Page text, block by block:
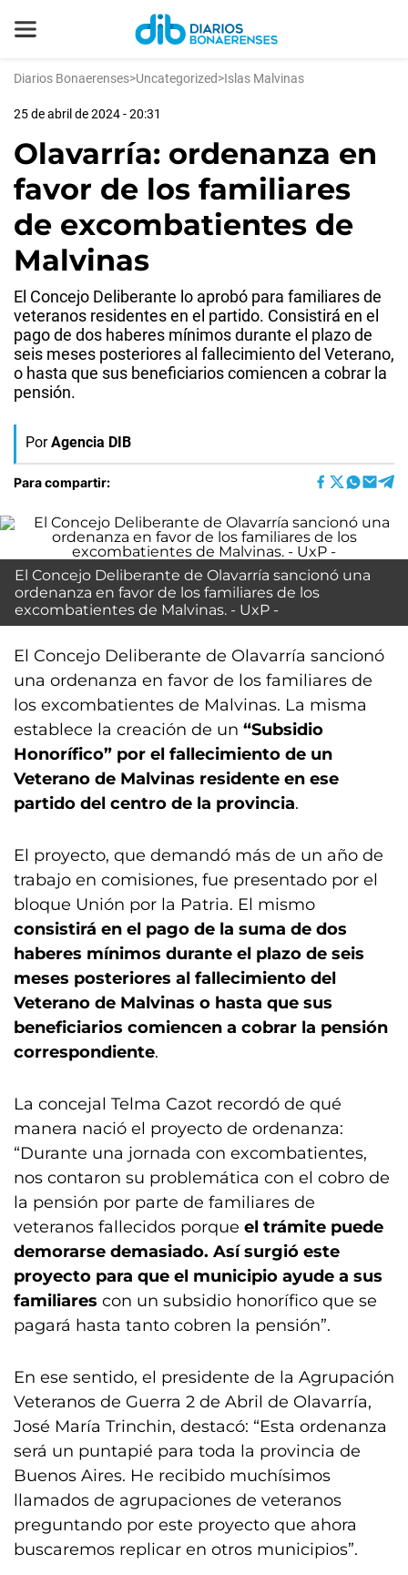
Diarios Bonaerenses>Uncategorized>Islas Malvinas
25 de abril de 2024 - 20:31
Olavarría: ordenanza en
favor de los familiares
de excombatientes de
Malvinas
El Concejo Deliberante lo aprobó para familiares de
veteranos residentes en el partido. Consistirá en el
pago de dos haberes mínimos durante el plazo de
seis meses posteriores al fallecimiento del Veterano,
o hasta que sus beneficiarios comiencen a cobrar la
pensión.
Por Agencia DIB
Para compartir:
El Concejo Deliberante de Olavarría sancionó una
ordenanza en favor de los familiares de los
excombatientes de Malvinas. - UxP -
El Concejo Deliberante de Olavarría sancionó
una ordenanza en favor de los familiares de
los excombatientes de Malvinas. La misma
establece la creación de un “Subsidio
Honorífico” por el fallecimiento de un
Veterano de Malvinas residente en ese
partido del centro de la provincia.
El proyecto, que demandó más de un año de
trabajo en comisiones, fue presentado por el
bloque Unión por la Patria. El mismo
consistirá en el pago de la suma de dos
haberes mínimos durante el plazo de seis
meses posteriores al fallecimiento del
Veterano de Malvinas o hasta que sus
beneficiarios comiencen a cobrar la pensión
correspondiente.
La concejal Telma Cazot recordó de qué
manera nació el proyecto de ordenanza:
“Durante una jornada con excombatientes,
nos contaron su problemática con el cobro de
la pensión por parte de familiares de
veteranos fallecidos porque el trámite puede
demorarse demasiado. Así surgió este
proyecto para que el municipio ayude a sus
familiares con un subsidio honorífico que se
pagará hasta tanto cobren la pensión”.
En ese sentido, el presidente de la Agrupación
Veteranos de Guerra 2 de Abril de Olavarría,
José María Trinchin, destacó: “Esta ordenanza
será un puntapié para toda la provincia de
Buenos Aires. He recibido muchísimos
llamados de agrupaciones de veteranos
preguntando por este proyecto que ahora
buscaremos replicar en otros municipios”.